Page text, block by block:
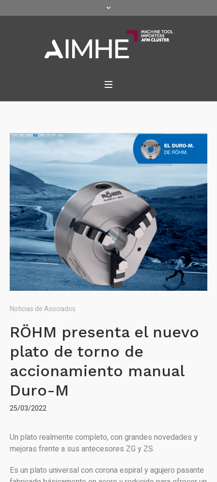
Noticias de Asociados
RÖHM presenta el nuevo
plato de torno de
accionamiento manual
Duro-M
25/03/2022
Un plato realmente completo, con grandes novedades y
mejoras frente a sus antecesores ZG y ZS.
Es un plato universal con corona espiral y agujero pasante